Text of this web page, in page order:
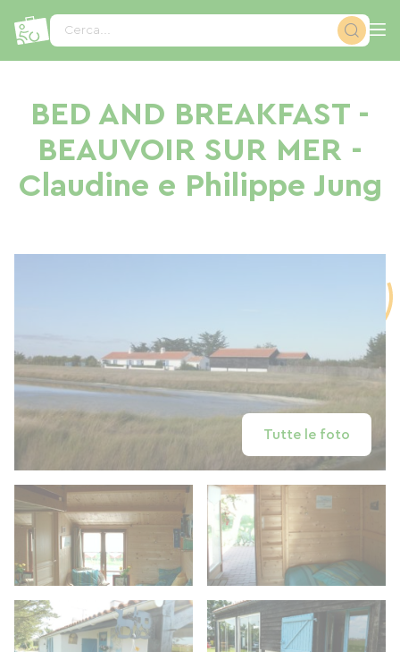
Cerca...
BED AND BREAKFAST -
BEAUVOIR SUR MER -
Claudine e Philippe Jung
Tutte le foto
Pannello di gestione dei cookies